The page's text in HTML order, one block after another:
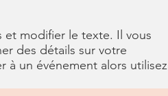
modifier le texte. Il vous
des détails sur votre
à un événement alors utilisez